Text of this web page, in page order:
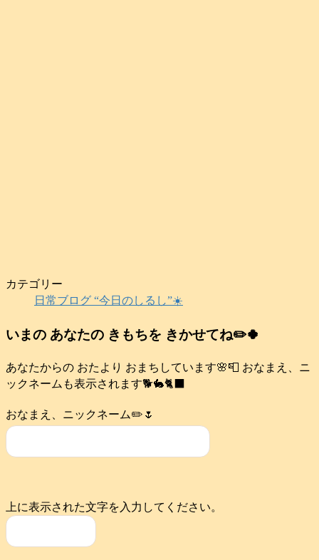
カテゴリー
日常ブログ “今日のしるし”☀️
いまの あなたの きもちを きかせてね✏️🍀
あなたからの おたより おまちしています🌸📮 おなまえ、ニ
ックネームも表示されます🐕️🐇🐈‍⬛
おなまえ、ニックネーム✏️🌷
上に表示された文字を入力してください。